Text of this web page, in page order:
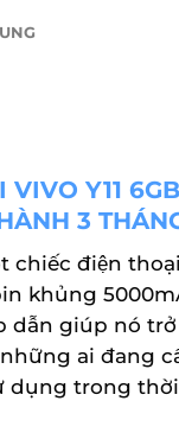
Y11
3
chiếc điện
khủng
dẫn giúp nó
ai đang
dụng trong